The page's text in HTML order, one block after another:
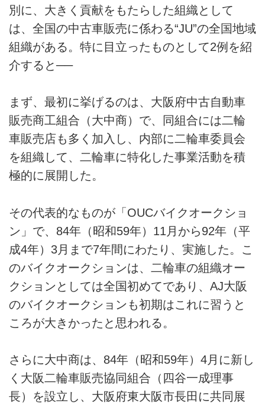
別に、大きく貢献をもたらした組織として
は、全国の中古車販売に係わる“JU”の全国地域
組織がある。特に目立ったものとして2例を紹
介すると──
まず、最初に挙げるのは、大阪府中古自動車
販売商工組合（大中商）で、同組合には二輪
車販売店も多く加入し、内部に二輪車委員会
を組織して、二輪車に特化した事業活動を積
極的に展開した。
その代表的なものが「OUCバイクオークショ
ン」で、84年（昭和59年）11月から92年（平
成4年）3月まで7年間にわたり、実施した。こ
のバイクオークションは、二輪車の組織オー
クションとしては全国初めてであり、AJ大阪
のバイクオークションも初期はこれに習うと
ころが大きかったと思われる。
さらに大中商は、84年（昭和59年）4月に新し
く大阪二輪車販売協同組合（四谷一成理事
長）を設立し、大阪府東大阪市長田に共同展